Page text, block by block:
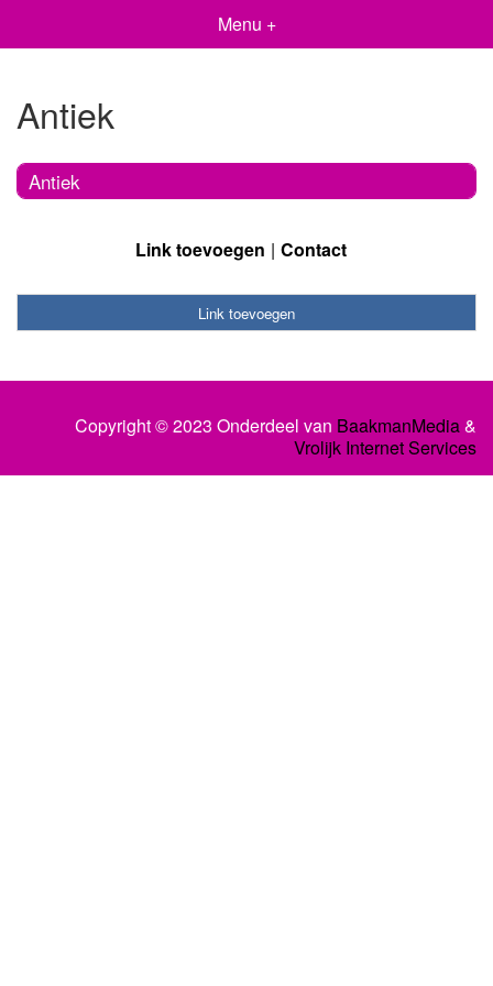
Menu +
Antiek
Antiek
Link toevoegen Contact
Link toevoegen
Copyright © 2023 Onderdeel van BaakmanMedia&
Vrolijk Internet Services